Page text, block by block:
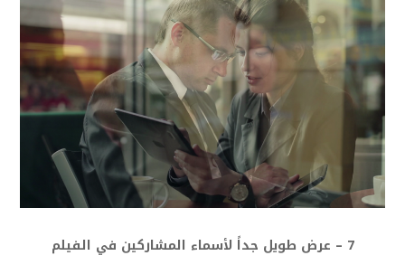
7 – عرض طويل جداً لأسماء المشاركين في الفيلم